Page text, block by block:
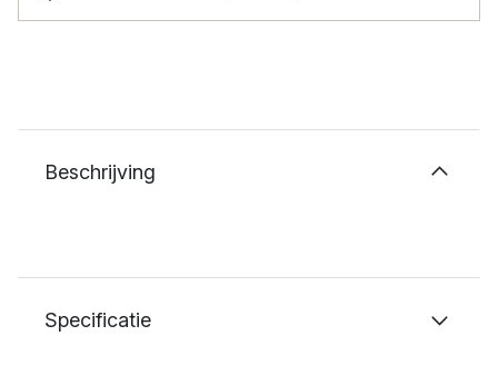
Beschrijving
Specificatie